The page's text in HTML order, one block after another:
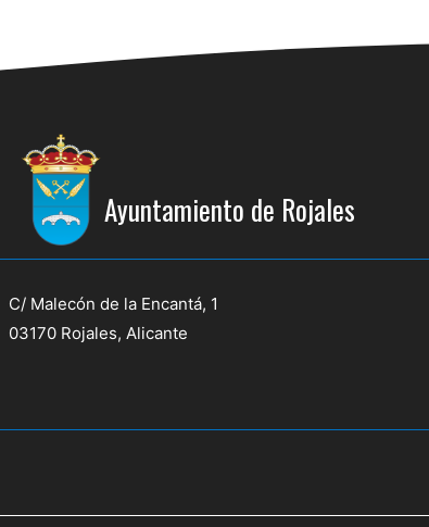
Ayuntamiento de Rojales
C/ Malecón de la Encantá, 1
03170 Rojales, Alicante